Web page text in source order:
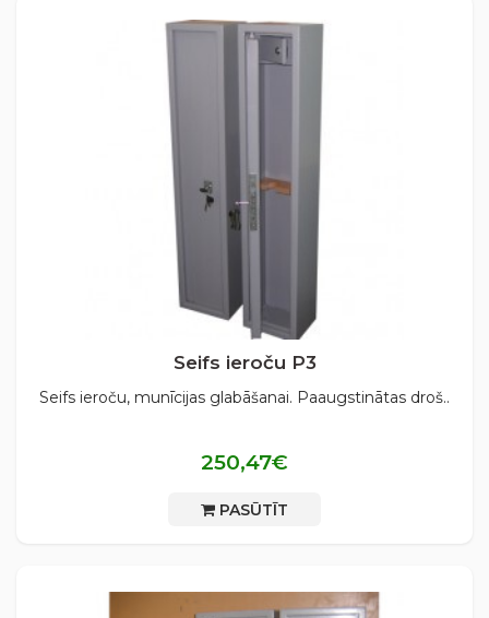
Seifs ieroču P3
Seifs ieroču, munīcijas glabāšanai. Paaugstinātas droš..
250,47€
PASŪTĪT